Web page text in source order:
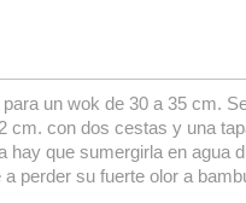
un wok de 30 a 35 cm.
cm. con dos cestas y una
hay que sumergirla en agua
perder su fuerte olor a